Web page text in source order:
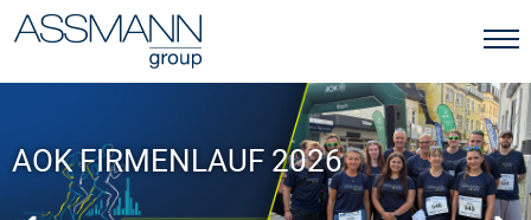
AOK FIRMENLAUF 2026